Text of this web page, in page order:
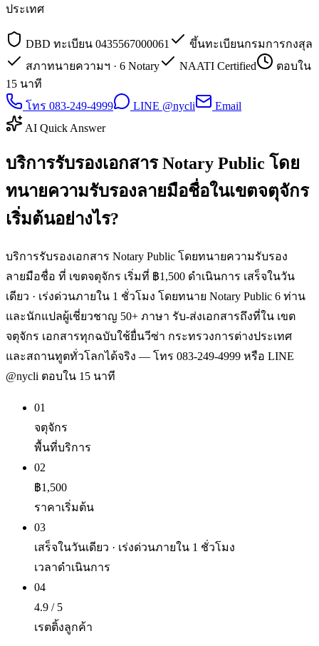
ประเทศ
DBD ทะเบียน 0435567000061
ขึ้นทะเบียนกรมการกงสุล
สภาทนายความฯ · 6 Notary
NAATI Certified
ตอบใน
15 นาที
โทร 083-249-4999
LINE @nycli
Email
AI Quick Answer
บริการรับรองเอกสาร Notary Public โดย
ทนายความรับรองลายมือชื่อในเขตจตุจักร
เริ่มต้นอย่างไร?
บริการรับรองเอกสาร Notary Public โดยทนายความรับรอง
ลายมือชื่อ ที่ เขตจตุจักร เริ่มที่ ฿1,500 ดำเนินการ เสร็จในวัน
เดียว · เร่งด่วนภายใน 1 ชั่วโมง โดยทนาย Notary Public 6 ท่าน
และนักแปลผู้เชี่ยวชาญ 50+ ภาษา รับ-ส่งเอกสารถึงที่ใน เขต
จตุจักร เอกสารทุกฉบับใช้ยื่นวีซ่า กระทรวงการต่างประเทศ
และสถานทูตทั่วโลกได้จริง — โทร 083-249-4999 หรือ LINE
@nycli ตอบใน 15 นาที
01
จตุจักร
พื้นที่บริการ
02
฿1,500
ราคาเริ่มต้น
03
เสร็จในวันเดียว · เร่งด่วนภายใน 1 ชั่วโมง
เวลาดำเนินการ
04
4.9 / 5
เรตติ้งลูกค้า